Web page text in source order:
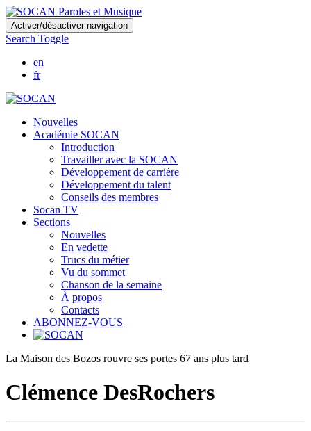
Skip
to
main
content
Activer/désactiver navigation
Search Toggle
en
fr
Nouvelles
Académie SOCAN
Introduction
Travailler avec la SOCAN
Développement de carrière
Développement du talent
Conseils des membres
Socan TV
Sections
Nouvelles
En vedette
Trucs du métier
Vu du sommet
Chanson de la semaine
À propos
Contacts
ABONNEZ-VOUS
La Maison des Bozos rouvre ses portes 67 ans plus tard
Clémence DesRochers